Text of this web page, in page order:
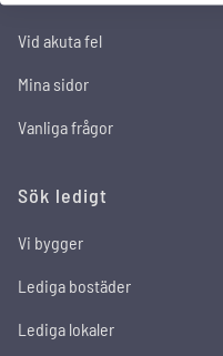
Vid akuta fel
Mina sidor
Vanliga frågor
Sök ledigt
Vi bygger
Lediga bostäder
Lediga lokaler